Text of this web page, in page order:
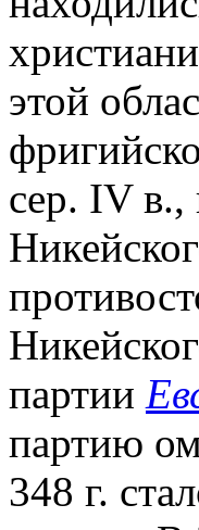
этой
сер. IV в.,
партии
партию
348 г.